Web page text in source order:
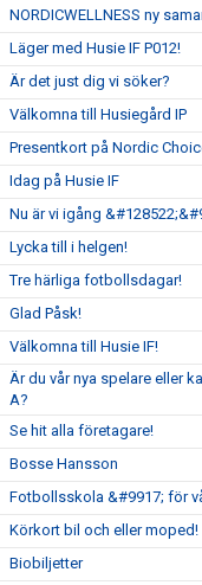
NORDICWELLNESS ny
Läger med Husie IF P012!
Är det just dig vi söker?
Välkomna till Husiegård IP
Presentkort på Nordic
Idag på Husie IF
Nu är vi igång
Lycka till i helgen!
Tre härliga fotbollsdagar!
Glad Påsk!
Välkomna till Husie IF!
Är du vår nya spelare eller
A?
Se hit alla företagare!
Bosse Hansson
Fotbollsskola &#9917; för
Körkort bil och eller moped!
Biobiljetter